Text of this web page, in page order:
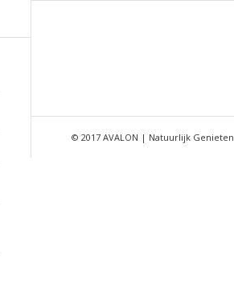
© 2017 AVALON | Natuurlijk Genieten